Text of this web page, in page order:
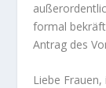
formal
Antrag des
Liebe